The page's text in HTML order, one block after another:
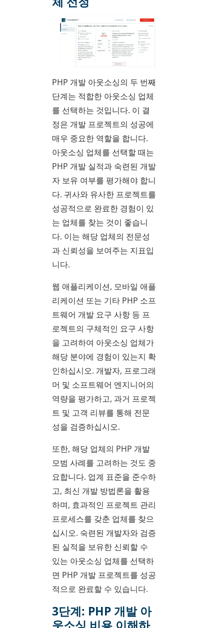
PHP 개발 아웃소싱의 두 번째
단계는 적합한 아웃소싱 업체
를 선택하는 것입니다. 이 결
정은 개발 프로젝트의 성공에
매우 중요한 역할을 합니다.
아웃소싱 업체를 선택할 때는
PHP 개발 실적과 숙련된 개발
자 보유 여부를 평가해야 합니
다. 귀사와 유사한 프로젝트를
성공적으로 완료한 경험이 있
는 업체를 찾는 것이 좋습니
다. 이는 해당 업체의 전문성
과 신뢰성을 보여주는 지표입
니다.
웹 애플리케이션, 모바일 애플
리케이션 또는 기타 PHP 소프
트웨어 개발 요구 사항 등 프
로젝트의 구체적인 요구 사항
을 고려하여 아웃소싱 업체가
해당 분야에 경험이 있는지 확
인하십시오. 개발자, 프로그래
머 및 소프트웨어 엔지니어의
역량을 평가하고, 과거 프로젝
트 및 고객 리뷰를 통해 전문
성을 검증하십시오.
또한, 해당 업체의 PHP 개발
모범 사례를 고려하는 것도 중
요합니다. 업계 표준을 준수하
고, 최신 개발 방법론을 활용
하며, 효과적인 프로젝트 관리
프로세스를 갖춘 업체를 찾으
십시오. 숙련된 개발자와 검증
된 실적을 보유한 신뢰할 수
있는 아웃소싱 업체를 선택하
면 PHP 개발 프로젝트를 성공
적으로 완료할 수 있습니다.
3단계: PHP 개발 아